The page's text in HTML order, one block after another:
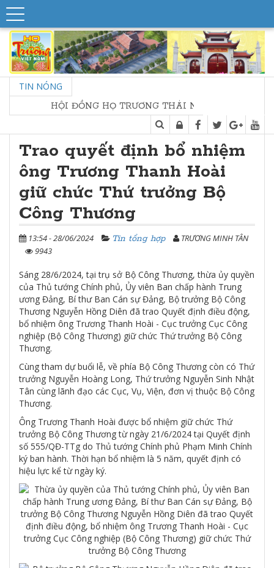
TIN NÓNG
HỘI ĐỒNG HỌ TRƯƠNG THÁI NGUYÊN - HỘI NGHỊ SƠ
Trao quyết định bổ nhiệm
ông Trương Thanh Hoài
giữ chức Thứ trưởng Bộ
Công Thương
13:54 - 28/06/2024 Tin tổng hợp
TRƯƠNG MINH TÂN
9943
Sáng 28/6/2024, tại trụ sở Bộ Công Thương, thừa ủy quyền
của Thủ tướng Chính phủ, Ủy viên Ban chấp hành Trung
ương Đảng, Bí thư Ban Cán sự Đảng, Bộ trưởng Bộ Công
Thương Nguyễn Hồng Diên đã trao Quyết định điều động,
bổ nhiệm ông Trương Thanh Hoài - Cục trưởng Cục Công
nghiệp (Bộ Công Thương) giữ chức Thứ trưởng Bộ Công
Thương.
Cùng tham dự buổi lễ, về phía Bộ Công Thương còn có Thứ
trưởng Nguyễn Hoàng Long, Thứ trưởng Nguyễn Sinh Nhật
Tân cùng lãnh đạo các Cục, Vụ, Viện, đơn vị thuộc Bộ Công
Thương.
Ông Trương Thanh Hoài được bổ nhiệm giữ chức Thứ
trưởng Bộ Công Thương từ ngày 21/6/2024 tại Quyết định
số 555/QĐ-TTg do Thủ tướng Chính phủ Phạm Minh Chính
ký ban hành. Thời hạn bổ nhiệm là 5 năm, quyết định có
hiệu lực kể từ ngày ký.